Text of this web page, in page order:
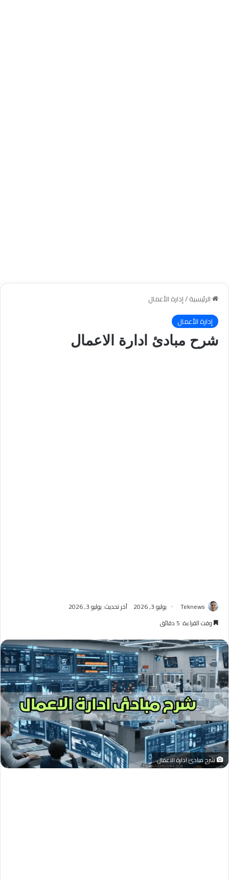
الرئيسية/إدارة الأعمال
إدارة الأعمال
شرح مبادئ ادارة الاعمال
Teknews يوليو 3, 2026
آخر تحديث: يوليو 3, 2026
وقت القراءة: 5 دقائق
شرح مبادئ ادارة الاعمال